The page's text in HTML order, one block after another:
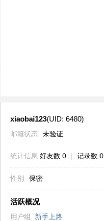
xiaobai123(UID: 6480)
邮箱状态 未验证
统计信息 好友数 0 | 记录数 0
性别 保密
活跃概况
用户组 新手上路